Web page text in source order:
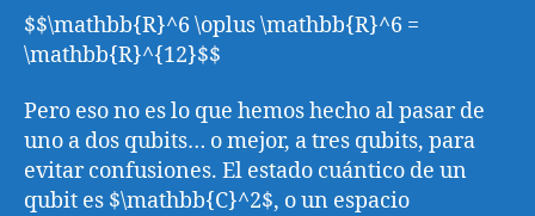
$$\mathbb{R}^6 \oplus \mathbb{R}^6 =
\mathbb{R}^{12}$$
Pero eso no es lo que hemos hecho al pasar de
uno a dos qubits… o mejor, a tres qubits, para
evitar confusiones. El estado cuántico de un
qubit es $\mathbb{C}^2$, o un espacio